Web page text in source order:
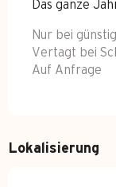
Das ganze
Nur bei
Vertagt bei
Auf Anfrage
Lokalisierung